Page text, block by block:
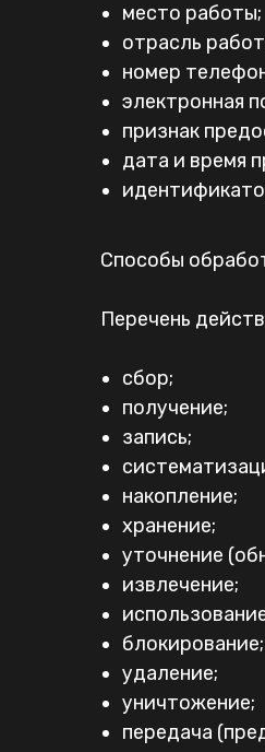
место работы;
отрасль
номер
электронная
признак
дата и время
Способы
Перечень
сбор;
получение;
запись;
накопление;
хранение;
уточнение
извлечение;
блокирование;
удаление;
уничтожение;
передача